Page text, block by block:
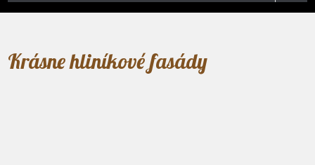
Krásne hliníkové fasády